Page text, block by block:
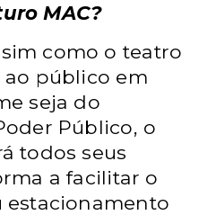
MAC?
como o teatro
ao público em
seja do
Público, o
todos seus
a facilitar o
estacionamento